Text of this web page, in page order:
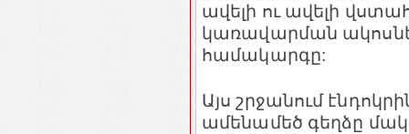
ավելի ու ավելի
կառավարման
համակարգը:
Այս շրջանում
ամենամեծ գեղձը